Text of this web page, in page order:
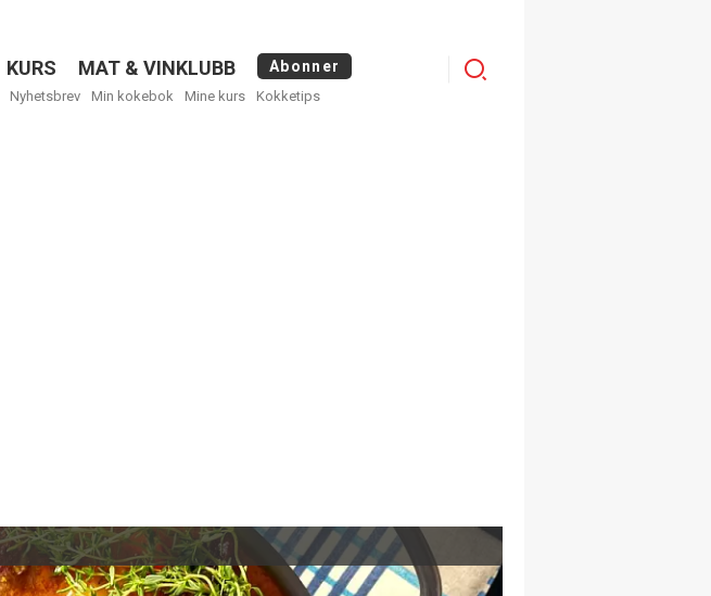
KURS MAT & VINKLUBB Abonner
Nyhetsbrev Min kokebok Mine kurs Kokketips
Logg